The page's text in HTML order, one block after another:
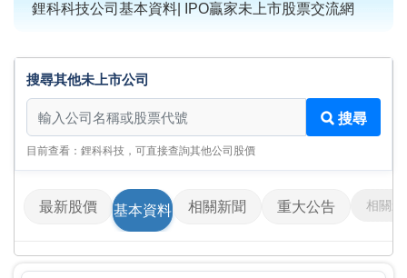
鋰科科技公司基本資料| IPO贏家未上市股票交流網
搜尋其他未上市公司
搜尋其他未上市公司
搜尋
目前查看：鋰科科技，可直接查詢其他公司股價
最新股價 基本資料 相關新聞 重大公告 相關影